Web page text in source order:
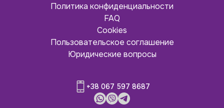
Политика конфиденциальности
FAQ
Cookies
Пользовательское соглашение
Юридические вопросы
+38 067 597 8687